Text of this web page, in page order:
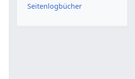
Seitenlogbücher